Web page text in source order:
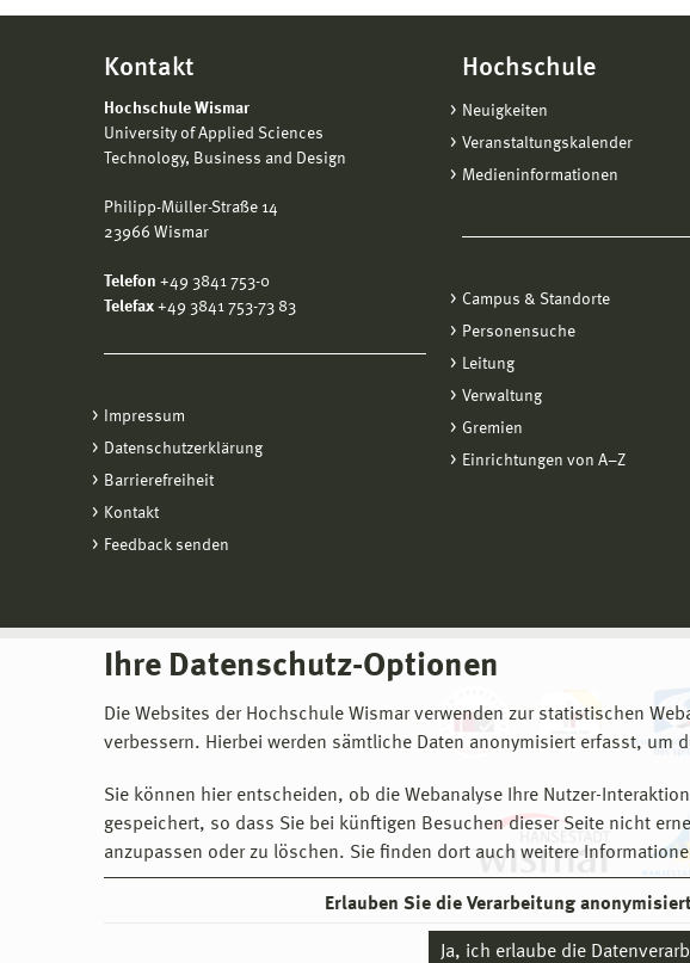
Ihre Datenschutz-Optionen
Die Websites der Hochschule Wismar verwenden zur statistischen
verbessern. Hierbei werden sämtliche Daten anonymisiert erfasst, um
Sie können hier entscheiden, ob die Webanalyse Ihre Nutzer-
gespeichert, so dass Sie bei künftigen Besuchen dieser Seite nicht
anzupassen oder zu löschen. Sie finden dort auch weitere
Erlauben Sie die Verarbeitung
Ja, ich erlaube die
Kontakt
Hochschule Wismar
University of Applied Sciences
Technology, Business and Design
Philipp-Müller-Straße 14
23966 Wismar
Telefon +49 3841 753-0
Telefax +49 3841 753-73 83
Impressum
Datenschutzerklärung
Barrierefreiheit
Kontakt
Feedback senden
Hochschule
Neuigkeiten
Veranstaltungskalender
Medieninformationen
Campus & Standorte
Personensuche
Leitung
Verwaltung
Gremien
Einrichtungen von A−Z